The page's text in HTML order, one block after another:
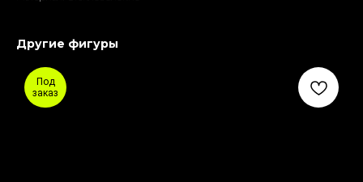
Другие фигуры
Под
заказ